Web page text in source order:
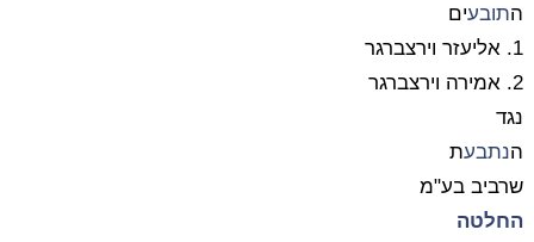
התובעים
1. אליעזר וירצברגר
2. אמירה וירצברגר
נגד
הנתבעת
שרביב בע"מ
החלטה